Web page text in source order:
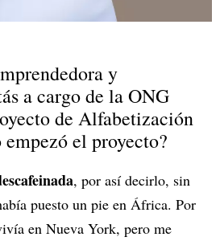
y
a cargo de la ONG
de Alfabetización
el proyecto?
, por así decirlo, sin
puesto un pie en África. Por
en Nueva York, pero me